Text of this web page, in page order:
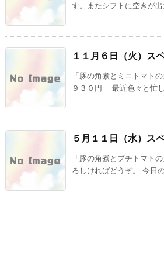
す。またシフトに空きが
１１月６日（火）ス
「豚の角煮とミニトマ
９３０円 最近色々と忙
５月１１日（水）ス
「豚の角煮とプチトマト
ろしければどうぞ。 今日